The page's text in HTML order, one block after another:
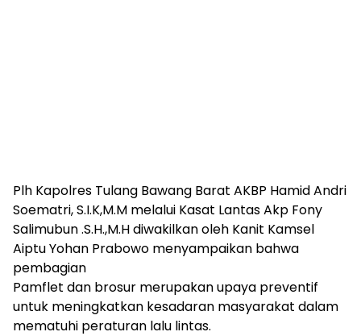
Plh Kapolres Tulang Bawang Barat AKBP Hamid Andri
Soematri, S.I.K,M.M melalui Kasat Lantas Akp Fony
Salimubun .S.H.,M.H diwakilkan oleh Kanit Kamsel
Aiptu Yohan Prabowo menyampaikan bahwa
pembagian
Pamflet dan brosur merupakan upaya preventif
untuk meningkatkan kesadaran masyarakat dalam
mematuhi peraturan lalu lintas.